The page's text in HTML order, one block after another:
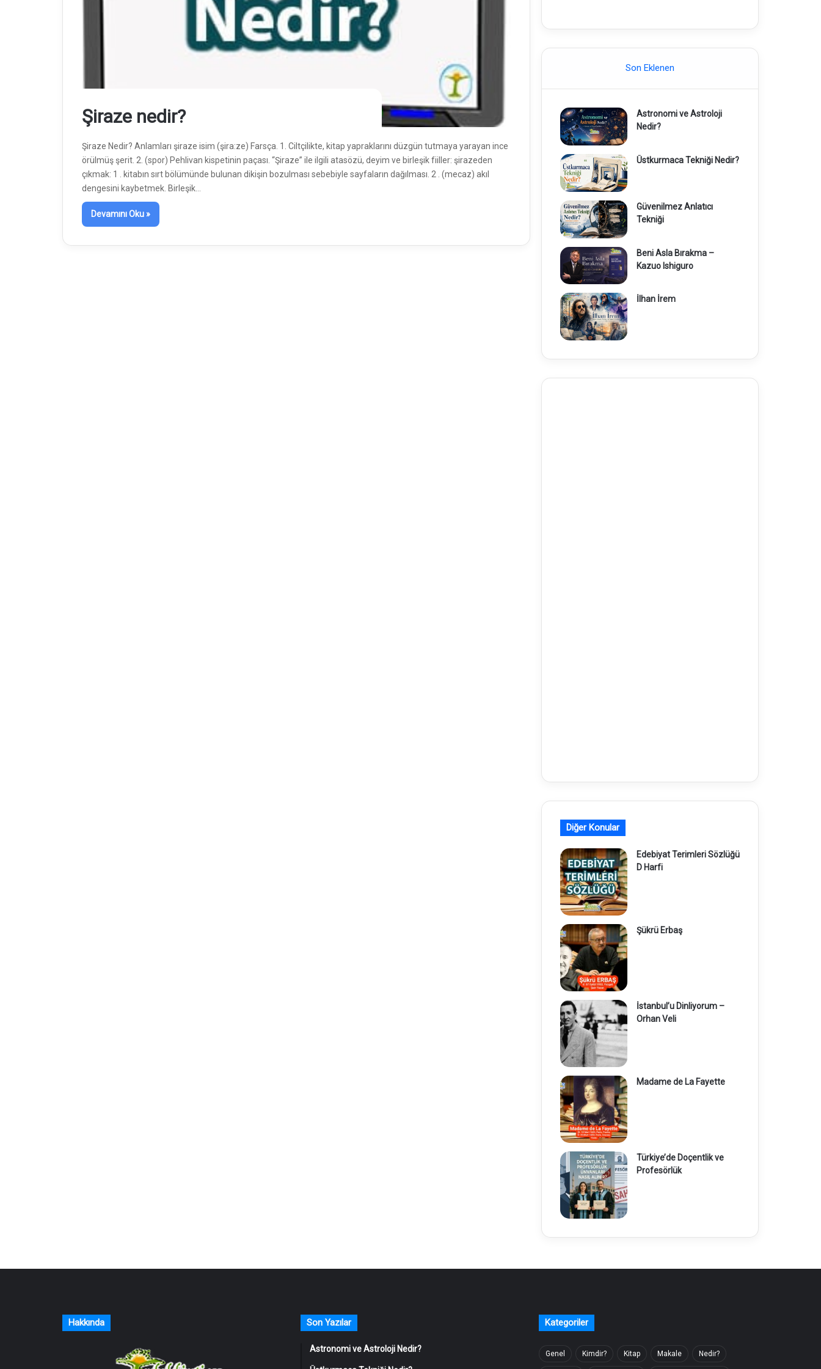
Şiraze nedir?
Şiraze Nedir? Anlamları şiraze isim (şira:ze) Farsça. 1. Ciltçilikte, kitap yapraklarını düzgün tutmaya yarayan ince
örülmüş şerit. 2. (spor) Pehlivan kispetinin paçası. “Şiraze” ile ilgili atasözü, deyim ve birleşik fiiller: şirazeden
çıkmak: 1 . kitabın sırt bölümünde bulunan dikişin bozulması sebebiyle sayfaların dağılması. 2 . (mecaz) akıl
dengesini kaybetmek. Birleşik…
Devamını Oku »
Son Eklenen
Astronomi ve Astroloji
Nedir?
Üstkurmaca Tekniği Nedir?
Güvenilmez Anlatıcı
Tekniği
Beni Asla Bırakma –
Kazuo Ishiguro
İlhan İrem
Diğer Konular
Edebiyat Terimleri Sözlüğü
D Harfi
Şükrü Erbaş
İstanbul’u Dinliyorum –
Orhan Veli
Madame de La Fayette
Türkiye’de Doçentlik ve
Profesörlük
Hakkında Son Yazılar
Astronomi ve Astroloji Nedir?
Kategoriler
Genel Kimdir? Kitap Makale Nedir?